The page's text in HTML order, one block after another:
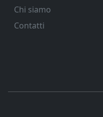
Chi siamo
Contatti